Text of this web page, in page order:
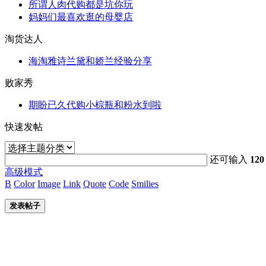
所谓人肉代购都是坑你玩
妈妈们最喜欢逛的母婴店
淘货达人
海淘雅诗兰黛和娇兰经验分享
败家秀
期盼已久代购小棕瓶和粉水到啦
快速发帖
还可输入 120
高级模式
B Color Image Link Quote Code Smilies
发表帖子